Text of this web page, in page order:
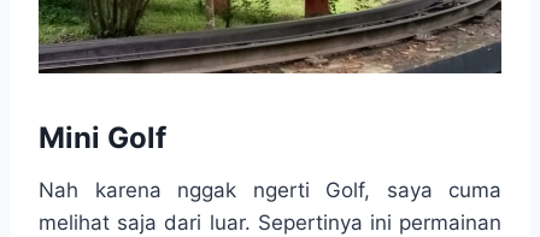
Mini Golf
Nah karena nggak ngerti Golf, saya cuma
melihat saja dari luar. Sepertinya ini permainan